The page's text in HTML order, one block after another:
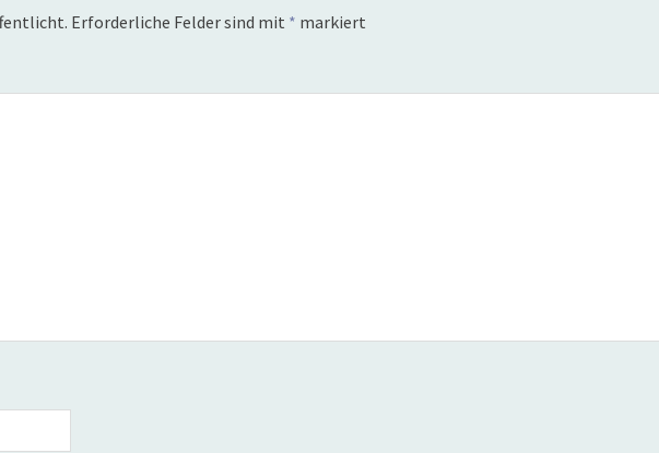
Erforderliche Felder sind mit * markiert